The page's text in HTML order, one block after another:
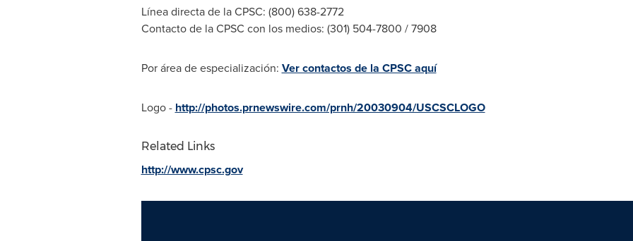
Línea directa de la CPSC: (800) 638-2772
Contacto de la CPSC con los medios: (301) 504-7800 / 7908
Por área de especialización: Ver contactos de la CPSC aquí
Logo - http://photos.prnewswire.com/prnh/20030904/USCSCLOGO
Related Links
http://www.cpsc.gov